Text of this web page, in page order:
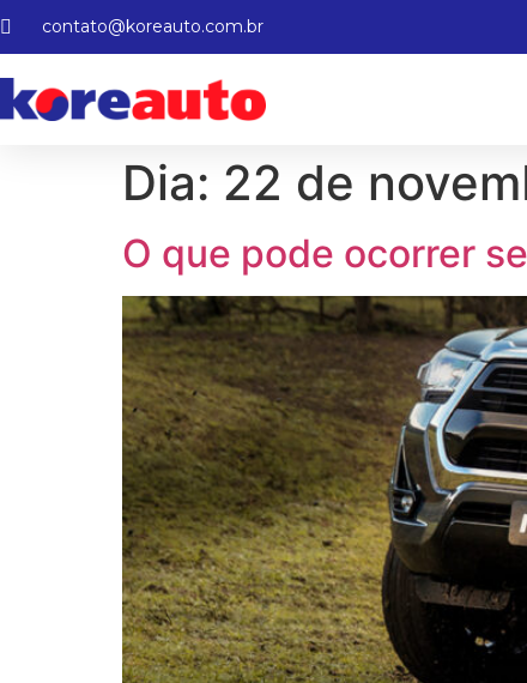
contato@koreauto.com.br
Dia: 22 de
O que pode ocorrer